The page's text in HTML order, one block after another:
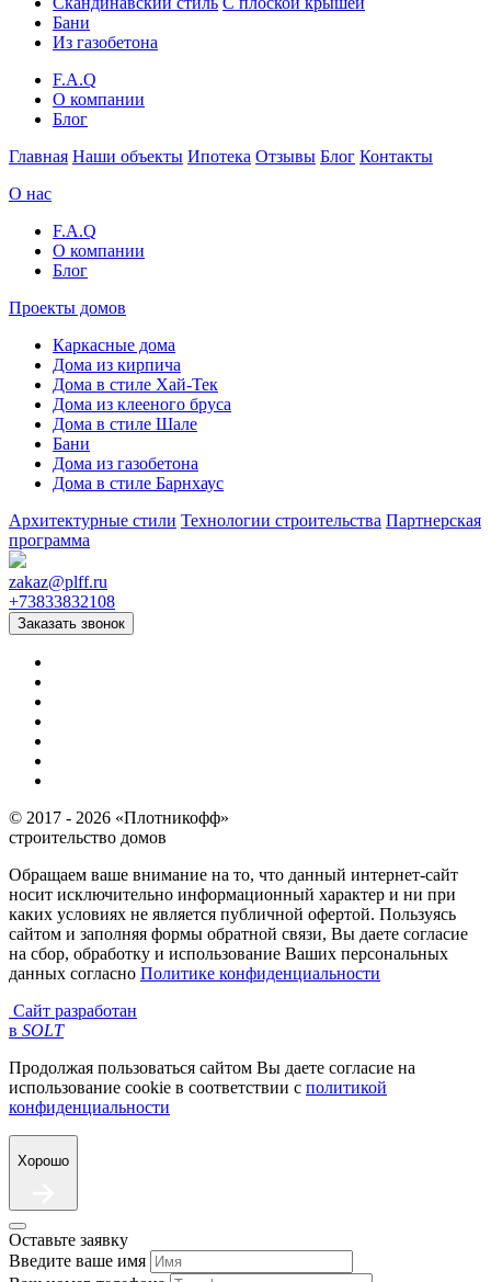
Бани
Из газобетона
F.A.Q
О компании
Блог
Главная Наши объекты Ипотека Отзывы Блог Контакты
О нас
F.A.Q
О компании
Блог
Проекты домов
Каркасные дома
Дома из кирпича
Дома в стиле Хай-Тек
Дома из клееного бруса
Дома в стиле Шале
Бани
Дома из газобетона
Дома в стиле Барнхаус
Архитектурные стили Технологии строительства Партнерская
программа
zakaz@plff.ru
+73833832108
Заказать звонок
© 2017 - 2026 «Плотникофф»
строительство домов
Обращаем ваше внимание на то, что данный интернет-сайт
носит исключительно информационный характер и ни при
каких условиях не является публичной офертой. Пользуясь
сайтом и заполняя формы обратной связи, Вы даете согласие
на сбор, обработку и использование Ваших персональных
данных согласно Политике конфиденциальности
Сайт разработан
в SOLT
Продолжая пользоваться сайтом Вы даете согласие на
использование cookie в соответствии с политикой
конфиденциальности
Хорошо
Оставьте заявку
Введите ваше имя